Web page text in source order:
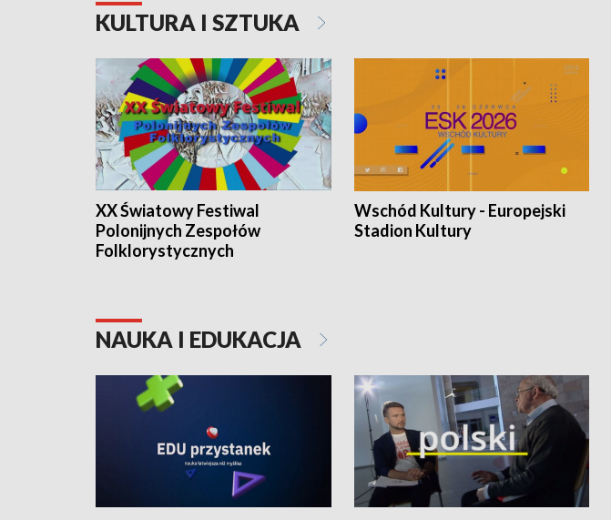
KULTURA I SZTUKA
XX Światowy Festiwal
Polonijnych Zespołów
Folklorystycznych
Wschód Kultury - Europejski
Stadion Kultury
NAUKA I EDUKACJA